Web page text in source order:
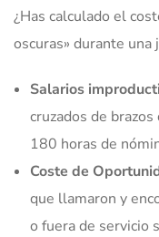
¿Has calculado el
oscuras» durante una
Salarios
cruzados de
180 horas de
Coste de
que llamaron y
o fuera de servicio